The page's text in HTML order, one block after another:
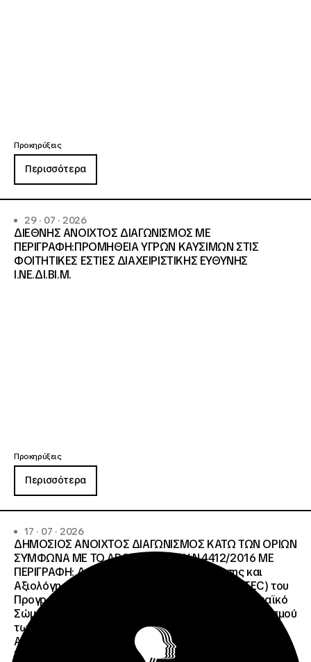
Προκηρύξεις
Περισσότερα
29 · 07 · 2026
ΔΙΕΘΝΗΣ ΑΝΟΙΧΤΟΣ ΔΙΑΓΩΝΙΣΜΟΣ ΜΕ
ΠΕΡΙΓΡΑΦΗ:ΠΡΟΜΗΘΕΙΑ ΥΓΡΩΝ ΚΑΥΣΙΜΩΝ ΣΤΙΣ
ΦΟΙΤΗΤΙΚΕΣ ΕΣΤΙΕΣ ΔΙΑΧΕΙΡΙΣΤΙΚΗΣ ΕΥΘΥΝΗΣ
Ι.ΝΕ.ΔΙ.ΒΙ.Μ.
Προκηρύξεις
Περισσότερα
17 · 07 · 2026
ΔΗΜΟΣΙΟΣ ΑΝΟΙΧΤΟΣ ΔΙΑΓΩΝΙΣΜΟΣ ΚΑΤΩ ΤΩΝ ΟΡΙΩΝ
ΣΥΜΦΩΝΑ ΜΕ ΤΟ ΑΡΘΡΟ 107 ΤΟΥ Ν.4412/2016 ΜΕ
ΠΕΡΙΓΡΑΦΗ: Διοργάνωση Κύκλου Κατάρτισης και
Αξιολόγησης (Training and Evaluation Cycle – TEC) του
Προγράμματος European Solidarity Corps (Ευρωπαϊκό
Σώμα Αλληλεγγύης) της Εθνικής Μονάδας Συντονισμού
των Προγραμμάτων Erasmus+/Τομέας Νεολαία &
Αθλητισμός και Ευρωπαϊκό Σώμα Αλληλεγγύης ΜΕ
ΠΡΟΫΠΟΛΓΙΣΜΟ:258.064,52 € μη